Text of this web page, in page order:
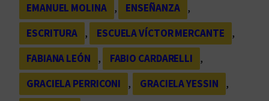
EMANUEL MOLINA
, ENSEÑANZA
,
ESCRITURA
, ESCUELA VÍCTOR MERCANTE
,
FABIANA LEÓN
, FABIO CARDARELLI
,
GRACIELA PERRICONI
, GRACIELA YESSIN
,